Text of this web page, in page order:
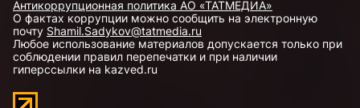
Антикоррупционная политика АО «ТАТМЕДИА»
О фактах коррупции можно сообщить на электронную
почту Shamil.Sadykov@tatmedia.ru
Любое использование материалов допускается только при
соблюдении правил перепечатки и при наличии
гиперссылки на kazved.ru